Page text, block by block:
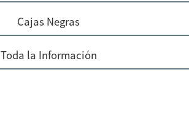
Cajas Negras
Toda la Información